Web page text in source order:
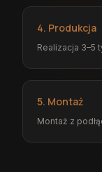
4. Produkcja
Realizacja 3–5
5. Montaż
Montaż z